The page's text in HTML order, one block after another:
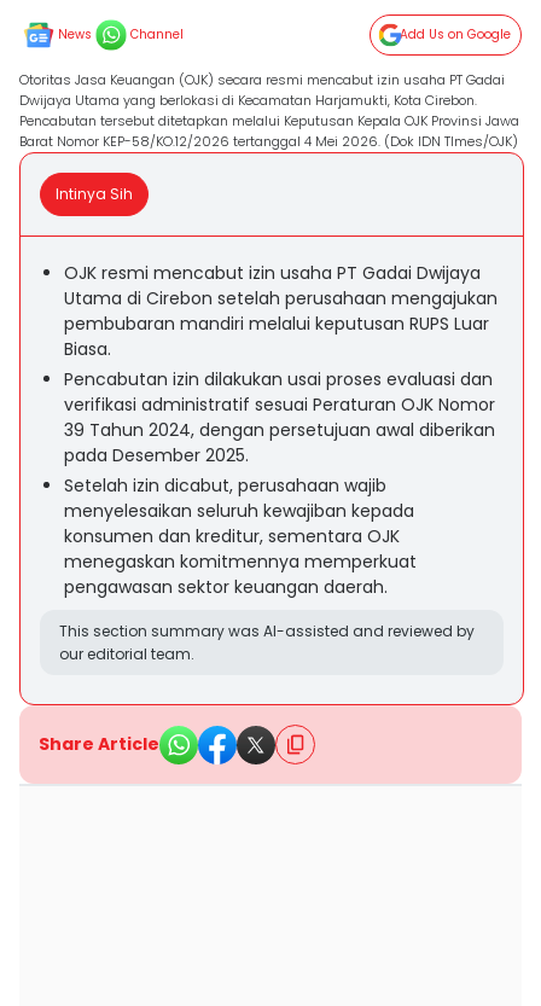
News Channel Add Us on Google
Otoritas Jasa Keuangan (OJK) secara resmi mencabut izin usaha PT Gadai
Dwijaya Utama yang berlokasi di Kecamatan Harjamukti, Kota Cirebon.
Pencabutan tersebut ditetapkan melalui Keputusan Kepala OJK Provinsi Jawa
Barat Nomor KEP-58/KO.12/2026 tertanggal 4 Mei 2026. (Dok IDN TImes/OJK)
Intinya Sih
OJK resmi mencabut izin usaha PT Gadai Dwijaya
Utama di Cirebon setelah perusahaan mengajukan
pembubaran mandiri melalui keputusan RUPS Luar
Biasa.
Pencabutan izin dilakukan usai proses evaluasi dan
verifikasi administratif sesuai Peraturan OJK Nomor
39 Tahun 2024, dengan persetujuan awal diberikan
pada Desember 2025.
Setelah izin dicabut, perusahaan wajib
menyelesaikan seluruh kewajiban kepada
konsumen dan kreditur, sementara OJK
menegaskan komitmennya memperkuat
pengawasan sektor keuangan daerah.
This section summary was AI-assisted and reviewed by
our editorial team.
Share Article